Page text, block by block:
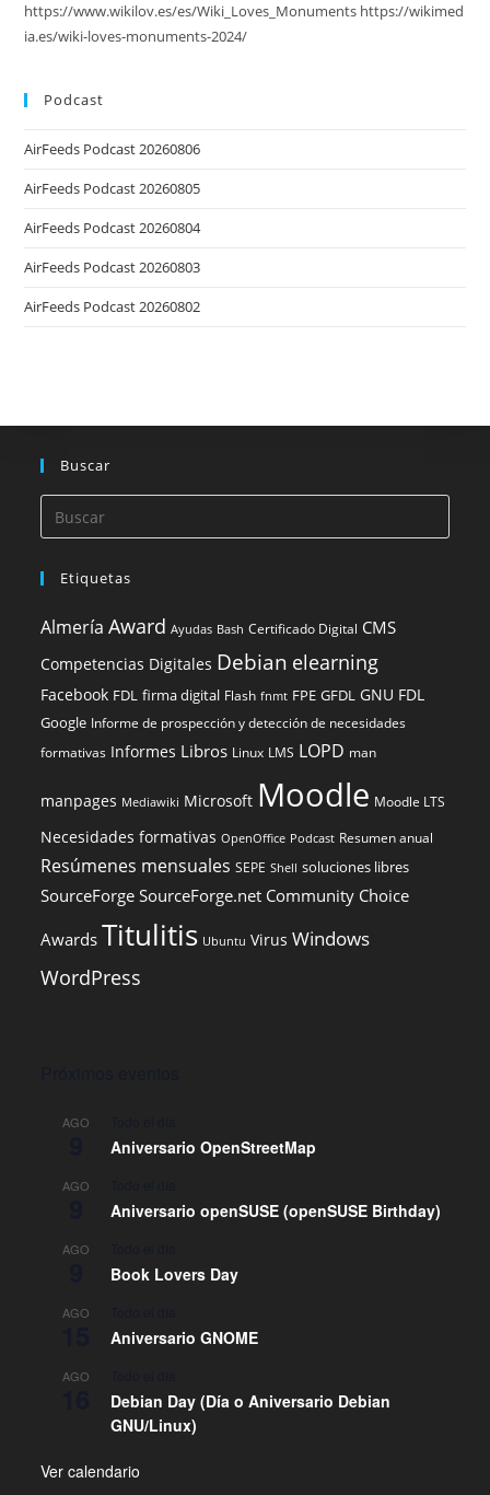
https://www.wikilov.es/es/Wiki_Loves_Monuments https://wikimed
ia.es/wiki-loves-monuments-2024/
Podcast
AirFeeds Podcast 20260806
AirFeeds Podcast 20260805
AirFeeds Podcast 20260804
AirFeeds Podcast 20260803
AirFeeds Podcast 20260802
Buscar
Etiquetas
Almería Award Ayudas Bash Certificado Digital CMS
Competencias Digitales Debian elearning
Facebook FDL firma digital Flash fnmt FPE GFDL GNU FDL
Google Informe de prospección y detección de necesidades
formativas Informes Libros Linux LMS LOPD man
manpages Mediawiki Microsoft Moodle Moodle LTS
Necesidades formativas OpenOffice Podcast Resumen anual
Resúmenes mensuales SEPE Shell soluciones libres
SourceForge SourceForge.net Community Choice
Awards Titulitis Ubuntu Virus Windows
WordPress
AGO
Aniversario OpenStreetMap
AGO
Aniversario openSUSE (openSUSE Birthday)
AGO
Book Lovers Day
AGO
Aniversario GNOME
AGO
Debian Day (Día o Aniversario Debian
GNU/Linux)
Ver calendario